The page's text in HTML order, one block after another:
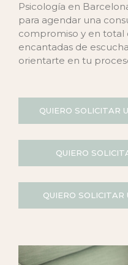
Psicología en
para agendar una
compromiso y en total
encantadas de
orientarte en tu
QUIERO SOLICITAR
QUIERO
QUIERO